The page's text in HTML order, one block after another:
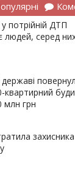
потрійній ДТП
людей, серед
квартирний
млн грн
захисника